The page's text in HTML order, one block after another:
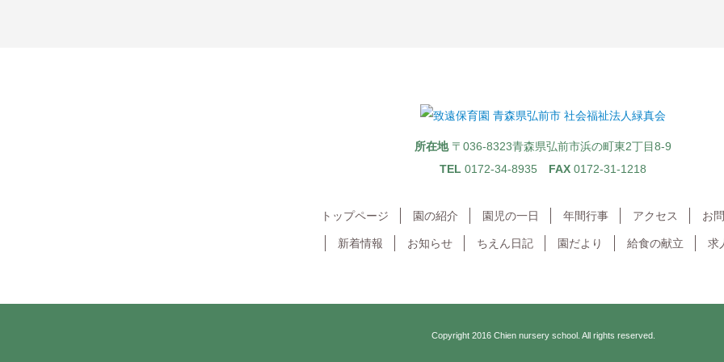
所在地〒036-8323青森県弘前市浜の町東2丁目8-9
TEL 0172-34-8935 FAX 0172-31-1218
トップページ 園の紹介 園児の一日 年間行事 アクセス お
新着情報 お知らせ ちえん日記 園だより 給食の献立 求
Copyright 2016 Chien nursery school. All rights reserved.